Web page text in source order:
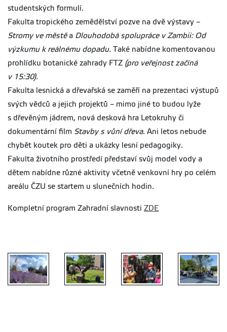
studentských formulí.
Fakulta tropického zemědělství pozve na dvě výstavy –
Stromy ve městěa Dlouhodobá spolupráce v Zambii: Od
výzkumu k reálnému dopadu. Také nabídne komentovanou
prohlídku botanické zahrady FTZ (pro veřejnost začíná
v 15:30).
Fakulta lesnická a dřevařská se zaměří na prezentaci výstupů
svých vědců a jejich projektů – mimo jiné to budou lyže
s dřevěným jádrem, nová desková hra Letokruhy či
dokumentární film Stavby s vůní dřeva. Ani letos nebude
chybět koutek pro děti a ukázky lesní pedagogiky.
Fakulta životního prostředí představí svůj model vody a
dětem nabídne různé aktivity včetně venkovní hry po celém
areálu ČZU se startem u slunečních hodin.
Kompletní program Zahradní slavnosti ZDE